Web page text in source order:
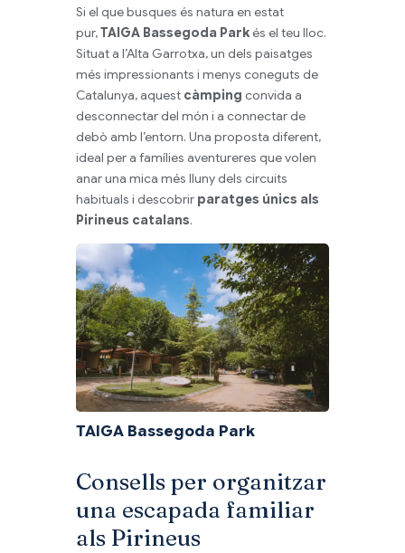
Si el que busques és natura en estat
pur,TAIGA Bassegoda Parkés el teu lloc.
Situat a l’Alta Garrotxa, un dels paisatges
més impressionants i menys coneguts de
Catalunya, aquest càmping convida a
desconnectar del món i a connectar de
debò amb l’entorn. Una proposta diferent,
ideal per a famílies aventureres que volen
anar una mica més lluny dels circuits
habituals i descobrir paratges únics als
Pirineus catalans.
TAIGA Bassegoda Park
Consells per organitzar
una escapada familiar
als Pirineus